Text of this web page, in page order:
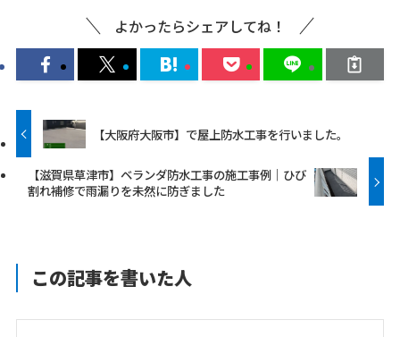
よかったらシェアしてね！
【大阪府大阪市】で屋上防水工事を行いました。
【滋賀県草津市】ベランダ防水工事の施工事例｜ひび
割れ補修で雨漏りを未然に防ぎました
この記事を書いた人